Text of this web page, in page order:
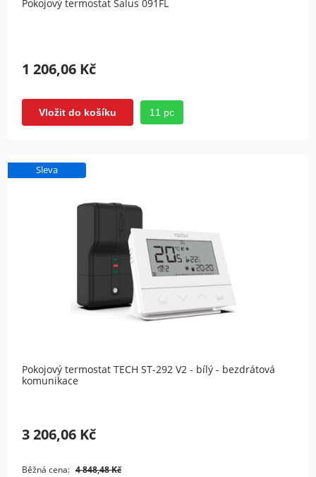
Pokojový termostat Salus 091FL
1 206,06 Kč
Vložit do košíku 11 pc
Pokojový termostat TECH ST-292 V2 - bílý - bezdrátová
komunikace
3 206,06 Kč
Běžná cena: 4 848,48 Kč
Sleva